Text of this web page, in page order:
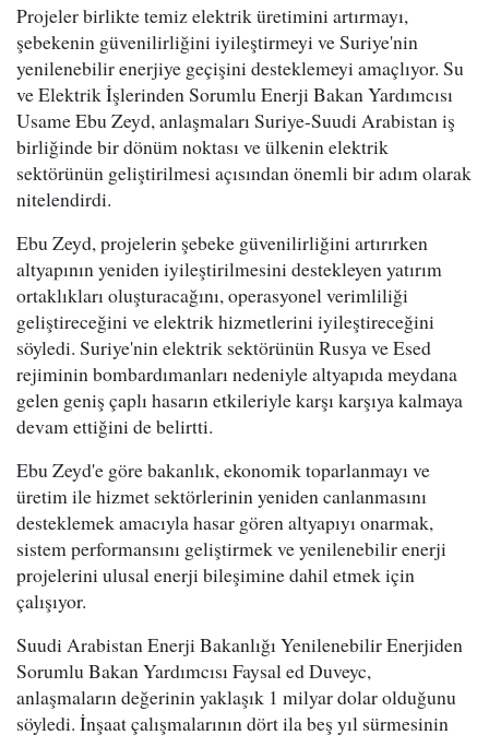
Projeler birlikte temiz elektrik üretimini artırmayı,
şebekenin güvenilirliğini iyileştirmeyi ve Suriye'nin
yenilenebilir enerjiye geçişini desteklemeyi amaçlıyor. Su
ve Elektrik İşlerinden Sorumlu Enerji Bakan Yardımcısı
Usame Ebu Zeyd, anlaşmaları Suriye-Suudi Arabistan iş
birliğinde bir dönüm noktası ve ülkenin elektrik
sektörünün geliştirilmesi açısından önemli bir adım olarak
nitelendirdi.
Ebu Zeyd, projelerin şebeke güvenilirliğini artırırken
altyapının yeniden iyileştirilmesini destekleyen yatırım
ortaklıkları oluşturacağını, operasyonel verimliliği
geliştireceğini ve elektrik hizmetlerini iyileştireceğini
söyledi. Suriye'nin elektrik sektörünün Rusya ve Esed
rejiminin bombardımanları nedeniyle altyapıda meydana
gelen geniş çaplı hasarın etkileriyle karşı karşıya kalmaya
devam ettiğini de belirtti.
Ebu Zeyd'e göre bakanlık, ekonomik toparlanmayı ve
üretim ile hizmet sektörlerinin yeniden canlanmasını
desteklemek amacıyla hasar gören altyapıyı onarmak,
sistem performansını geliştirmek ve yenilenebilir enerji
projelerini ulusal enerji bileşimine dahil etmek için
çalışıyor.
Suudi Arabistan Enerji Bakanlığı Yenilenebilir Enerjiden
Sorumlu Bakan Yardımcısı Faysal ed Duveyc,
anlaşmaların değerinin yaklaşık 1 milyar dolar olduğunu
söyledi. İnşaat çalışmalarının dört ila beş yıl sürmesinin